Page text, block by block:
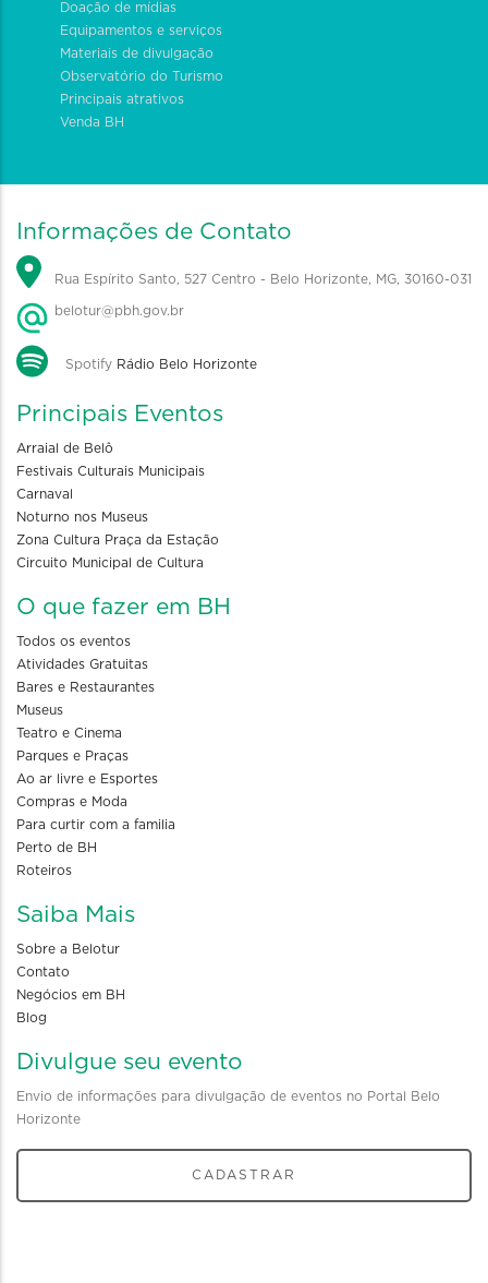
Doação de mídias
Equipamentos e serviços
Materiais de divulgação
Observatório do Turismo
Principais atrativos
Venda BH
Informações de Contato
Rua Espírito Santo, 527 Centro - Belo Horizonte, MG, 30160-031
belotur@pbh.gov.br
Spotify Rádio Belo Horizonte
Principais Eventos
Arraial de Belô
Festivais Culturais Municipais
Carnaval
Noturno nos Museus
Zona Cultura Praça da Estação
Circuito Municipal de Cultura
O que fazer em BH
Todos os eventos
Atividades Gratuitas
Bares e Restaurantes
Museus
Teatro e Cinema
Parques e Praças
Ao ar livre e Esportes
Compras e Moda
Para curtir com a familia
Perto de BH
Roteiros
Saiba Mais
Sobre a Belotur
Contato
Negócios em BH
Blog
Divulgue seu evento
Envio de informações para divulgação de eventos no Portal Belo
Horizonte
CADASTRAR